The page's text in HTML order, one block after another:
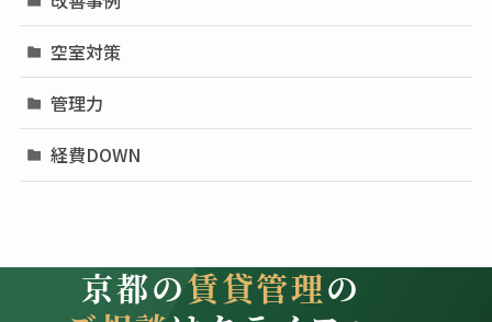
空室対策
管理力
経費DOWN
京都の賃貸管理の